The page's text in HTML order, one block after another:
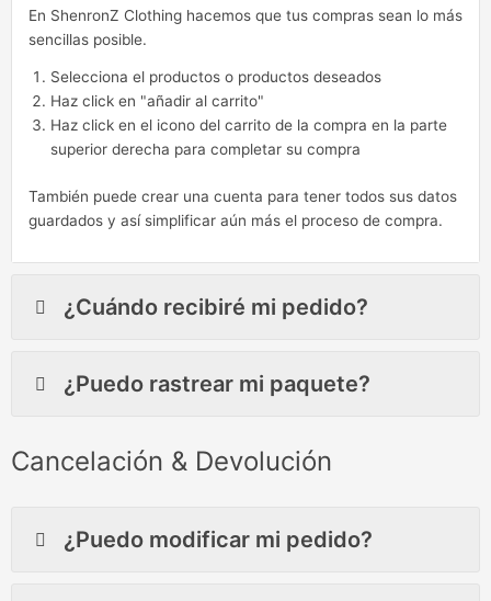
En ShenronZ Clothing hacemos que tus compras sean lo más
sencillas posible.
Selecciona el productos o productos deseados
Haz click en "añadir al carrito"
Haz click en el icono del carrito de la compra en la parte
superior derecha para completar su compra
También puede crear una cuenta para tener todos sus datos
guardados y así simplificar aún más el proceso de compra.
¿Cuándo recibiré mi pedido?
¿Puedo rastrear mi paquete?
Cancelación & Devolución
¿Puedo modificar mi pedido?